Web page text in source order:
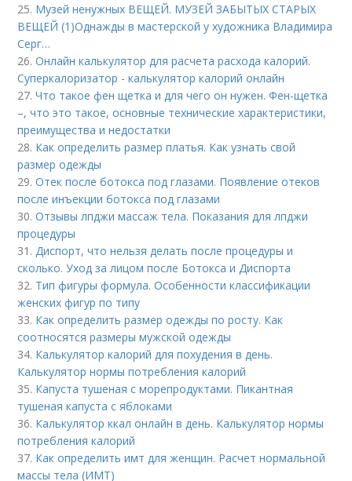
25. Музей ненужных ВЕЩЕЙ. МУЗЕЙ ЗАБЫТЫХ СТАРЫХ
ВЕЩЕЙ (1)Однажды в мастерской у художника Владимира
Серг…
26.Онлайн калькулятор для расчета расхода калорий.
Суперкалоризатор - калькулятор калорий онлайн
27.Что такое фен щетка и для чего он нужен. Фен-щетка
–, что это такое, основные технические характеристики,
преимущества и недостатки
28. Как определить размер платья. Как узнать свой
размер одежды
29.Отек после ботокса под глазами. Появление отеков
после инъекции ботокса под глазами
30.Отзывы лпджи массаж тела. Показания для лпджи
процедуры
31. Диспорт, что нельзя делать после процедуры и
сколько. Уход за лицом после Ботокса и Диспорта
32. Тип фигуры формула. Особенности классификации
женских фигур по типу
33. Как определить размер одежды по росту. Как
соотносятся размеры мужской одежды
34. Калькулятор калорий для похудения в день.
Калькулятор нормы потребления калорий
35. Капуста тушеная с морепродуктами. Пикантная
тушеная капуста с яблоками
36. Калькулятор ккал онлайн в день. Калькулятор нормы
потребления калорий
37. Как определить имт для женщин. Расчет нормальной
массы тела (ИМТ)